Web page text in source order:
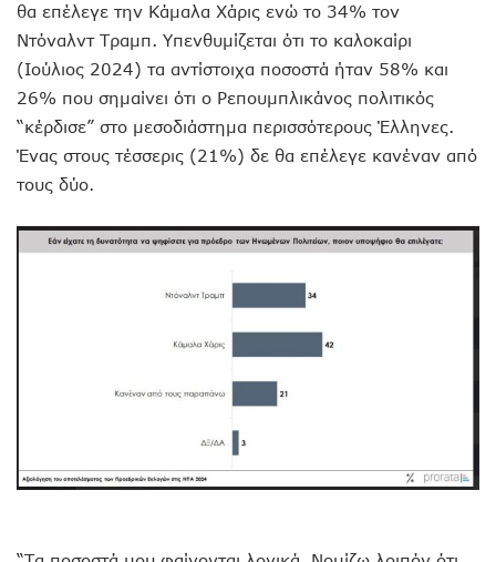
θα επέλεγε την Κάμαλα Χάρις ενώ το 34% τον
Ντόναλντ Τραμπ. Υπενθυμίζεται ότι το καλοκαίρι
(Ιούλιος 2024) τα αντίστοιχα ποσοστά ήταν 58% και
26% που σημαίνει ότι ο Ρεπουμπλικάνος πολιτικός
“κέρδισε” στο μεσοδιάστημα περισσότερους Έλληνες.
Ένας στους τέσσερις (21%) δε θα επέλεγε κανέναν από
τους δύο.